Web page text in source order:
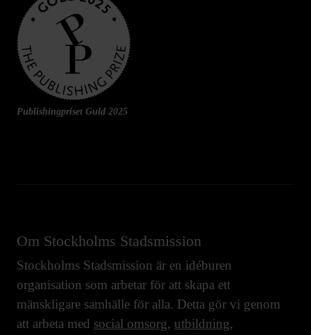
Publishingpriset Guld 2025
Om Stockholms Stadsmission
Stockholms Stadsmission är en idéburen
organisation som arbetar för att skapa ett
mänskligare samhälle för alla. Detta gör vi genom
att arbeta med social omsorg, utbildning,